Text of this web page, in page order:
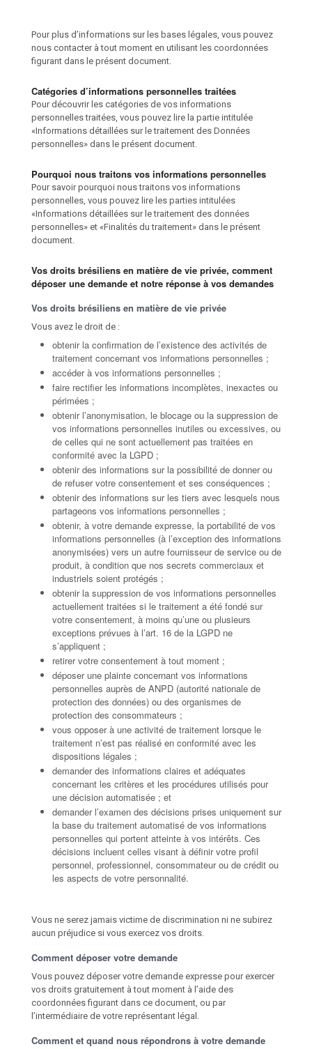
Pour plus d’informations sur les bases légales, vous pouvez
nous contacter à tout moment en utilisant les coordonnées
figurant dans le présent document.
Catégories d’informations personnelles traitées
Pour découvrir les catégories de vos informations
personnelles traitées, vous pouvez lire la partie intitulée
«Informations détaillées sur le traitement des Données
personnelles» dans le présent document.
Pourquoi nous traitons vos informations personnelles
Pour savoir pourquoi nous traitons vos informations
personnelles, vous pouvez lire les parties intitulées
«Informations détaillées sur le traitement des données
personnelles» et «Finalités du traitement» dans le présent
document.
Vos droits brésiliens en matière de vie privée, comment
déposer une demande et notre réponse à vos demandes
Vos droits brésiliens en matière de vie privée
Vous avez le droit de :
obtenir la confirmation de l’existence des activités de
traitement concernant vos informations personnelles ;
accéder à vos informations personnelles ;
faire rectifier les informations incomplètes, inexactes ou
périmées ;
obtenir l’anonymisation, le blocage ou la suppression de
vos informations personnelles inutiles ou excessives, ou
de celles qui ne sont actuellement pas traitées en
conformité avec la LGPD ;
obtenir des informations sur la possibilité de donner ou
de refuser votre consentement et ses conséquences ;
obtenir des informations sur les tiers avec lesquels nous
partageons vos informations personnelles ;
obtenir, à votre demande expresse, la portabilité de vos
informations personnelles (à l’exception des informations
anonymisées) vers un autre fournisseur de service ou de
produit, à condition que nos secrets commerciaux et
industriels soient protégés ;
obtenir la suppression de vos informations personnelles
actuellement traitées si le traitement a été fondé sur
votre consentement, à moins qu’une ou plusieurs
exceptions prévues à l’art. 16 de la LGPD ne
s’appliquent ;
retirer votre consentement à tout moment ;
déposer une plainte concernant vos informations
personnelles auprès de ANPD (autorité nationale de
protection des données) ou des organismes de
protection des consommateurs ;
vous opposer à une activité de traitement lorsque le
traitement n’est pas réalisé en conformité avec les
dispositions légales ;
demander des informations claires et adéquates
concernant les critères et les procédures utilisés pour
une décision automatisée ; et
demander l’examen des décisions prises uniquement sur
la base du traitement automatisé de vos informations
personnelles qui portent atteinte à vos intérêts. Ces
décisions incluent celles visant à définir votre profil
personnel, professionnel, consommateur ou de crédit ou
les aspects de votre personnalité.
Vous ne serez jamais victime de discrimination ni ne subirez
aucun préjudice si vous exercez vos droits.
Comment déposer votre demande
Vous pouvez déposer votre demande expresse pour exercer
vos droits gratuitement à tout moment à l’aide des
coordonnées figurant dans ce document, ou par
l’intermédiaire de votre représentant légal.
Comment et quand nous répondrons à votre demande